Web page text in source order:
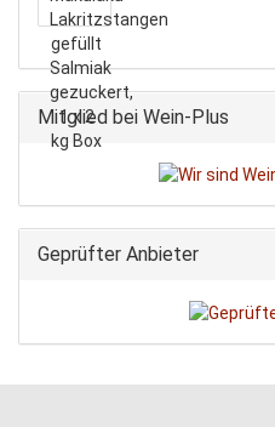
Mitglied bei Wein-Plus
Geprüfter Anbieter